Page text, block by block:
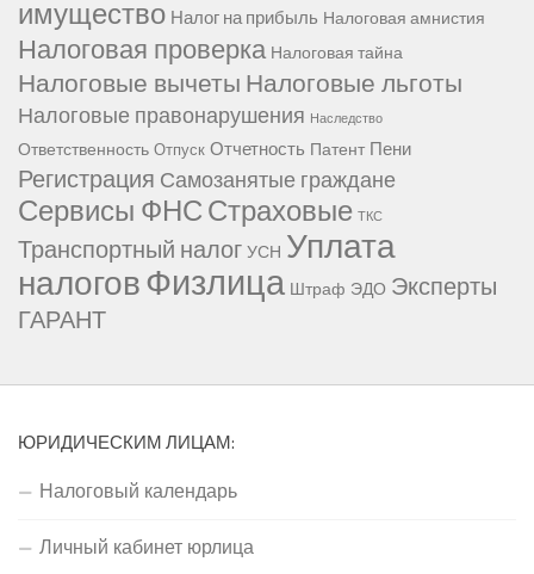
имущество Налог на прибыль Налоговая амнистия
Налоговая проверка Налоговая тайна
Налоговые вычетыНалоговые льготы
Налоговые правонарушения Наследство
Ответственность Отпуск Отчетность Патент Пени
Регистрация Самозанятые граждане
Сервисы ФНССтраховые ТКС
Транспортный налогУСН Уплата
налоговФизлица Штраф ЭДО Эксперты
ГАРАНТ
ЮРИДИЧЕСКИМ ЛИЦАМ:
Налоговый календарь
Личный кабинет юрлица